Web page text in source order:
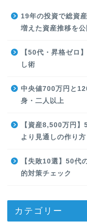
19年の投資で総資
増えた資産推移を公
【50代・昇格ゼロ
し術
中央値700万円と
身・二人以上
【資産8,500万円
より見通しの作り方
【失敗10選】50代
的対策チェック
カテゴリー